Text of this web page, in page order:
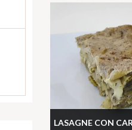
LASAGNE CON